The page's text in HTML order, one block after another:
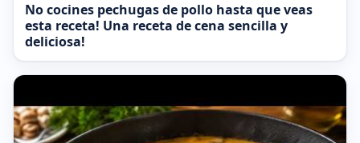
No cocines pechugas de pollo hasta que veas
esta receta! Una receta de cena sencilla y
deliciosa!